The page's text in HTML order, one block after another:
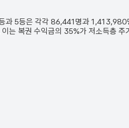
과 5등은 각각 86,441 명과 1,413,980
는 복권 수익금의 35%가 저소득층 주